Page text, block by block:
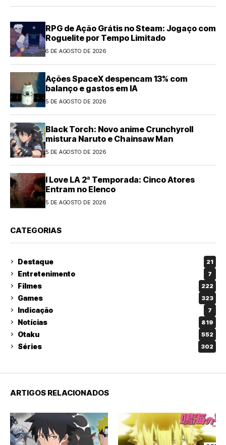
RPG de Ação Grátis no Steam: Jogaço com
Roguelite por Tempo Limitado
6 DE AGOSTO DE 2026
Ações SpaceX despencam 13% com
balanço e gastos em IA
5 DE AGOSTO DE 2026
Black Torch: Novo anime Crunchyroll
mistura Naruto e Chainsaw Man
5 DE AGOSTO DE 2026
I Love LA 2ª Temporada: Cinco Atores
Entram no Elenco
5 DE AGOSTO DE 2026
CATEGORIAS
Destaque 21
Entretenimento 7
Filmes 222
Games 323
Indicação 7
Notícias 819
Otaku 552
Séries 302
ARTIGOS RELACIONADOS